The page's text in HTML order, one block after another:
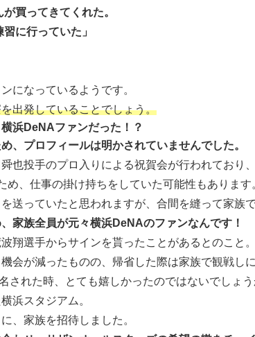
買ってきてくれた。
に行っていた」
になっているようです。
出発していることでしょう。
浜DeNAファンだった！？
、プロフィールは明かされていませんでした。
也投手のプロ入りによる祝賀会が行われており
、仕事の掛け持ちをしていた可能性もあります
送っていたと思われますが、合間を縫って家族
家族全員が元々横浜DeNAのファンなんです！
翔選手からサインを貰ったことがあるとのこと。
会が減ったものの、帰省した際は家族で観戦し
された時、とても嬉しかったのではないでしょう
浜スタジアム。
、家族を招待しました。